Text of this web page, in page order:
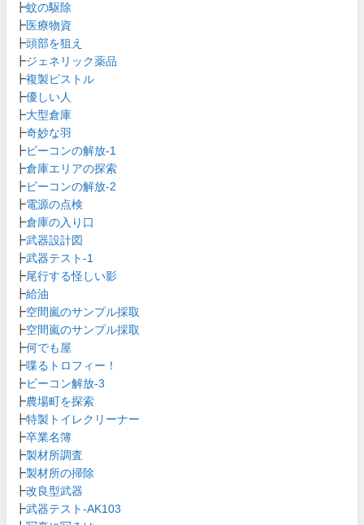
┣蚊の駆除
┣医療物資
┣頭部を狙え
┣ジェネリック薬品
┣複製ピストル
┣優しい人
┣大型倉庫
┣奇妙な羽
┣ビーコンの解放-1
┣倉庫エリアの探索
┣ビーコンの解放-2
┣電源の点検
┣倉庫の入り口
┣武器設計図
┣武器テスト-1
┣尾行する怪しい影
┣給油
┣空間嵐のサンプル採取
┣空間嵐のサンプル採取
┣何でも屋
┣喋るトロフィー！
┣ビーコン解放-3
┣農場町を探索
┣特製トイレクリーナー
┣卒業名簿
┣製材所調査
┣製材所の掃除
┣改良型武器
┣武器テスト-AK103